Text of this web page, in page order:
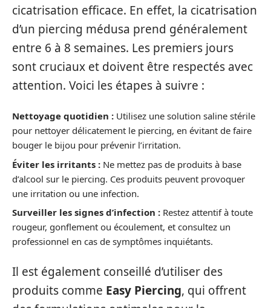
cicatrisation efficace. En effet, la cicatrisation
d’un piercing médusa prend généralement
entre 6 à 8 semaines. Les premiers jours
sont cruciaux et doivent être respectés avec
attention. Voici les étapes à suivre :
Nettoyage quotidien : Utilisez une solution saline stérile
pour nettoyer délicatement le piercing, en évitant de faire
bouger le bijou pour prévenir l’irritation.
Éviter les irritants : Ne mettez pas de produits à base
d’alcool sur le piercing. Ces produits peuvent provoquer
une irritation ou une infection.
Surveiller les signes d’infection : Restez attentif à toute
rougeur, gonflement ou écoulement, et consultez un
professionnel en cas de symptômes inquiétants.
Il est également conseillé d’utiliser des
produits comme Easy Piercing, qui offrent